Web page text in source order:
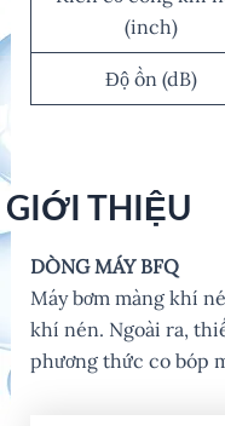
(inch)
Độ ồn (dB)
GIỚI THIỆU
DÒNG MÁY BFQ
Máy bơm màng khí
khí nén. Ngoài ra,
phương thức co bóp